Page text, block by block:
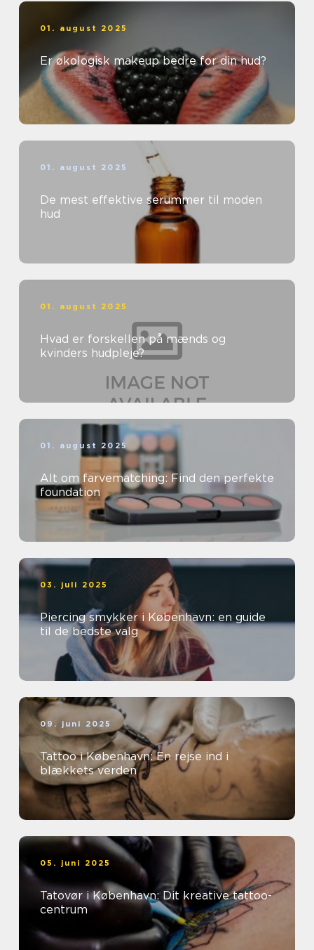
01. august 2025
Er økologisk makeup bedre for din hud?
01. august 2025
De mest effektive serummer til moden
hud
01. august 2025
Hvad er forskellen på mænds og
kvinders hudpleje?
01. august 2025
Alt om farvematching: Find den perfekte
foundation
03. juli 2025
Piercing smykker i København: en guide
til de bedste valg
09. juni 2025
Tattoo i København: En rejse ind i
blækkets verden
05. juni 2025
Tatovør i København: Dit kreative tattoo-
centrum